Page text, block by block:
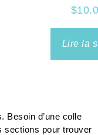
$
Lire la
Besoin d’une colle
sections pour trouver